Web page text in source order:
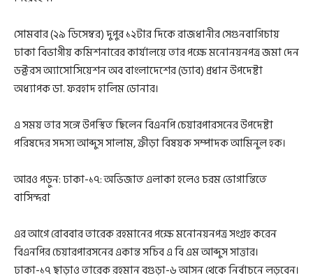
সোমবার (২৯ ডিসেম্বর) দুপুর ১২টার দিকে রাজধানীর সেগুনবাগিচায়
ঢাকা বিভাগীয় কমিশনারের কার্যালয়ে তার পক্ষে মনোনয়নপত্র জমা দেন
ডক্টরস অ্যাসোসিয়েশন অব বাংলাদেশের (ড্যাব) প্রধান উপদেষ্টা
অধ্যাপক ডা. ফরহাদ হালিম ডোনার।
এ সময় তার সঙ্গে উপস্থিত ছিলেন বিএনপি চেয়ারপারসনের উপদেষ্টা
পরিষদের সদস্য আব্দুস সালাম, ক্রীড়া বিষয়ক সম্পাদক আমিনুল হক।
আরও পড়ুন: ঢাকা-১৭: অভিজাত এলাকা হলেও চরম ভোগান্তিতে
বাসিন্দরা
এর আগে রোববার তারেক রহমানের পক্ষে মনোনয়নপত্র সংগ্রহ করেন
বিএনপির চেয়ারপারসনের একান্ত সচিব এ বি এম আব্দুস সাত্তার।
ঢাকা-১৭ ছাড়াও তারেক রহমান বগুড়া-৬ আসন থেকে নির্বাচনে লড়বেন।